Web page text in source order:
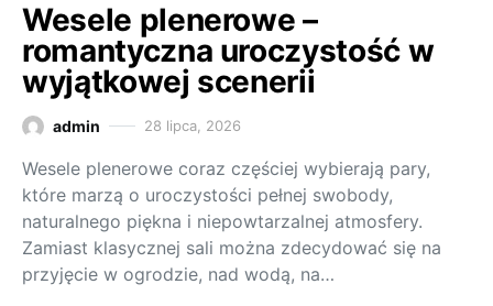
Wesele plenerowe –
romantyczna uroczystość w
wyjątkowej scenerii
admin 28 lipca, 2026
Wesele plenerowe coraz częściej wybierają pary,
które marzą o uroczystości pełnej swobody,
naturalnego piękna i niepowtarzalnej atmosfery.
Zamiast klasycznej sali można zdecydować się na
przyjęcie w ogrodzie, nad wodą, na…